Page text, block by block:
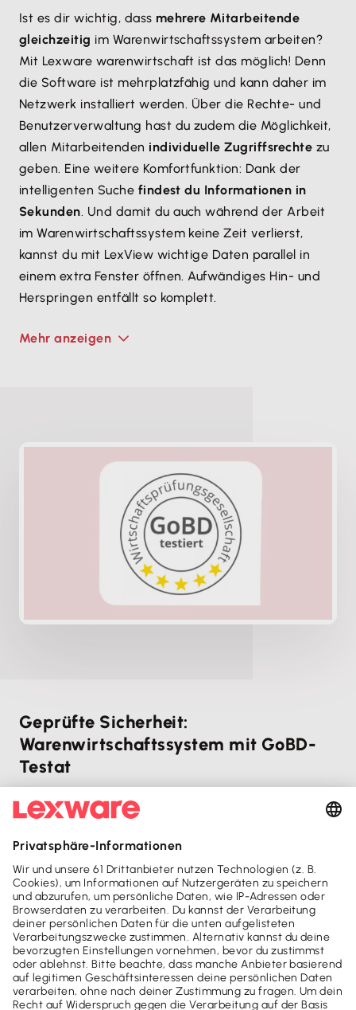
Ist es dir wichtig, dass mehrere Mitarbeitende
gleichzeitig im Warenwirtschaftssystem arbeiten?
Mit Lexware warenwirtschaft ist das möglich! Denn
die Software ist mehrplatzfähig und kann daher im
Netzwerk installiert werden. Über die Rechte- und
Benutzerverwaltung hast du zudem die Möglichkeit,
allen Mitarbeitenden individuelle Zugriffsrechte zu
geben. Eine weitere Komfortfunktion: Dank der
intelligenten Suche findest du Informationen in
Sekunden. Und damit du auch während der Arbeit
im Warenwirtschaftssystem keine Zeit verlierst,
kannst du mit LexView wichtige Daten parallel in
einem extra Fenster öffnen. Aufwändiges Hin- und
Herspringen entfällt so komplett.
Mehr anzeigen
Geprüfte Sicherheit:
Warenwirtschaftssystem mit GoBD-
Testat
Mit unserem Warenwirtschafts­system entscheidest
unabhängigen Wirtschafts­prüfungs­gesellschaft
getestet und für gut befunden wurde. Für dich heißt
das: ein Höchstmaß an gesetzlicher Sicherheit, wenn
es um die Einhaltung der GoBD geht. Mehr noch:
Dank dem Betriebs­prüfer-Export bist du für eine
Betriebsprüfung jederzeit bestens gerüstet. Denn
du stellest die nötigen Daten im Handumdrehen
zusammen und exportierst diese per Klick an die